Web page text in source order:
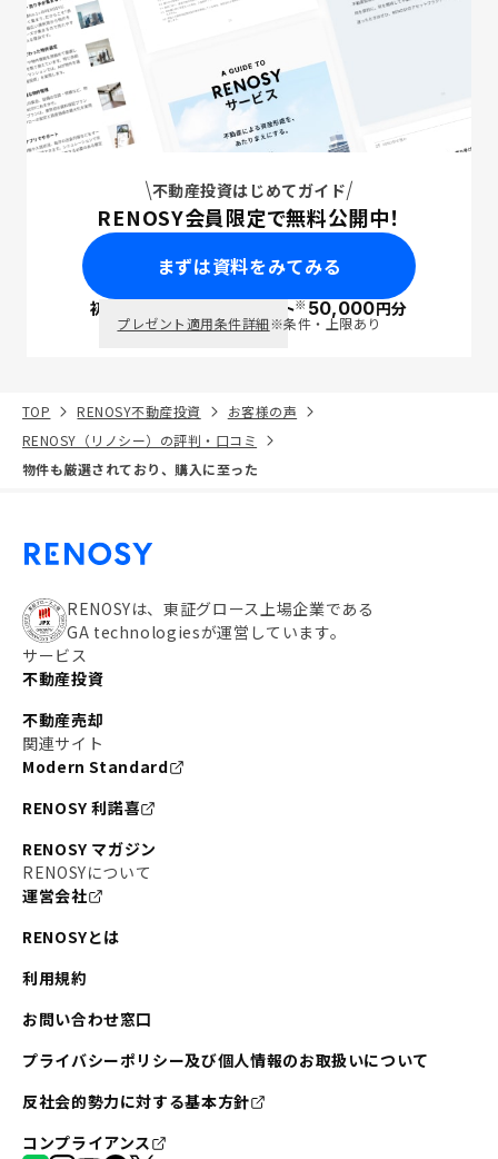
不動産投資はじめてガイド
RENOSY会員限定で無料公開中！
まずは資料をみてみる
初回面談で ポイント※50,000円分
プレゼント適用条件詳細※条件・上限あり
TOP RENOSY不動産投資
お客様の声
RENOSY（リノシー）の評判・口コミ
物件も厳選されており、購入に至った
RENOSYは、東証グロース上場企業である
GA technologiesが運営しています。
サービス
不動産投資
不動産売却
関連サイト
Modern Standard
RENOSY 利諾喜
RENOSY マガジン
RENOSYについて
運営会社
RENOSYとは
利用規約
お問い合わせ窓口
プライバシーポリシー及び個人情報のお取扱いについて
反社会的勢力に対する基本方針
コンプライアンス